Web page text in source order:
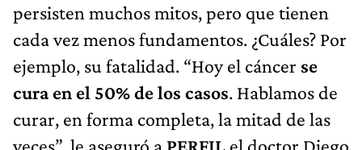
persisten muchos mitos, pero que tienen
cada vez menos fundamentos. ¿Cuáles? Por
ejemplo, su fatalidad. “Hoy el cáncer se
cura en el 50% de los casos. Hablamos de
curar, en forma completa, la mitad de las
veces”, le aseguró a PERFIL el doctor Diego